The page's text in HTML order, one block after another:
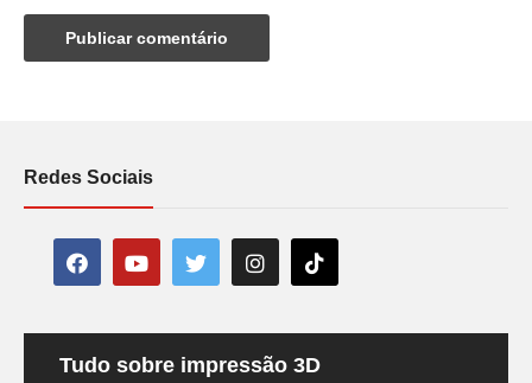
Redes Sociais
Tudo sobre impressão 3D